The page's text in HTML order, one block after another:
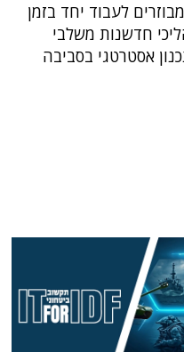
לעבוד יחד בזמן
חדשנות משלבי
אסטרטגי בסביבה